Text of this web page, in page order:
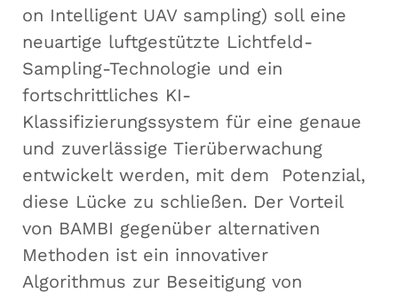
on Intelligent UAV sampling) soll eine
neuartige luftgestützte Lichtfeld-
Sampling-Technologie und ein
fortschrittliches KI-
Klassifizierungssystem für eine genaue
und zuverlässige Tierüberwachung
entwickelt werden, mit dem Potenzial,
diese Lücke zu schließen. Der Vorteil
von BAMBI gegenüber alternativen
Methoden ist ein innovativer
Algorithmus zur Beseitigung von